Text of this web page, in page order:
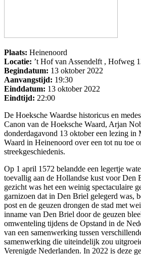
Plaats: Heinenoord
Locatie: ’t Hof van Assendelft , Hofweg
Begindatum: 13 oktober 2022
Aanvangstijd: 19:30
Einddatum: 13 oktober 2022
Eindtijd: 22:00
De Hoeksche Waardse historicus en
Canon van de Hoeksche Waard, Arjan
donderdagavond 13 oktober een lezing in
Waard in Heinenoord over een tot nu toe
streekgeschiedenis.
Op 1 april 1572 belandde een legertje
toevallig aan de Hollandse kust voor Den
gezicht was het een weinig spectaculaire
garnizoen dat in Den Briel gelegerd was,
post en de geuzen drongen de stad met
inname van Den Briel door de geuzen
omwenteling tijdens de Opstand in de
van een samenwerking tussen
samenwerking die uiteindelijk zou
Verenigde Nederlanden. In 2022 is deze